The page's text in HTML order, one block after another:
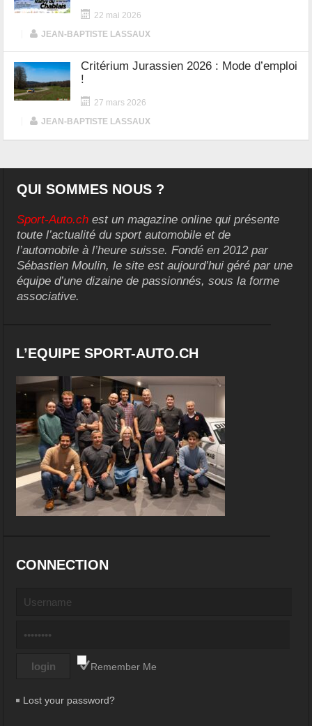
22 mai 2026
JEAN-BAPTISTE LASSAUX
Critérium Jurassien 2026 : Mode d’emploi
!
27 mars 2026
JEAN-BAPTISTE LASSAUX
QUI SOMMES NOUS ?
Sport-Auto.ch est un magazine online qui présente
toute l’actualité du sport automobile et de
l’automobile à l’heure suisse. Fondé en 2012 par
Sébastien Moulin, le site est aujourd’hui géré par une
équipe d’une dizaine de passionnés, sous la forme
associative.
L’EQUIPE SPORT-AUTO.CH
CONNECTION
Remember Me
Lost your password?